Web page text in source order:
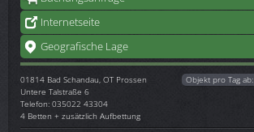
Internetseite
Geografische Lage
01814 Bad Schandau, OT Prossen
Untere Talstraße 6
Telefon: 035022 43304
4 Betten + zusätzlich Aufbettung
Objekt pro Tag ab: